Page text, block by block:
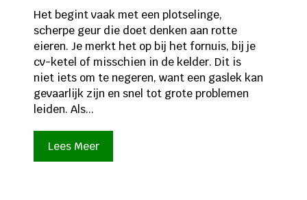
Het begint vaak met een plotselinge,
scherpe geur die doet denken aan rotte
eieren. Je merkt het op bij het fornuis, bij je
cv-ketel of misschien in de kelder. Dit is
niet iets om te negeren, want een gaslek kan
gevaarlijk zijn en snel tot grote problemen
leiden. Als...
Lees Meer